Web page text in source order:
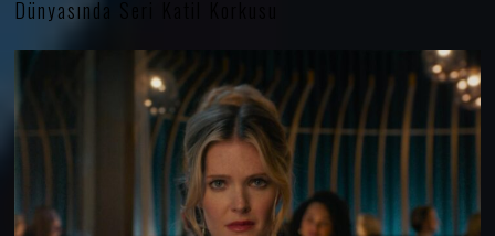
Dünyasında Seri Katil Korkusu